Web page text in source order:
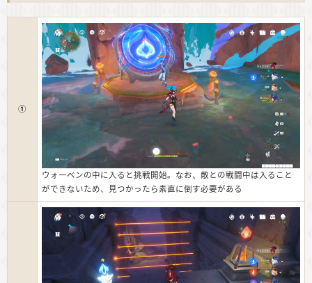
①
ウォーベンの中に入ると挑戦開始。なお、敵との戦闘中は入ること
ができないため、見つかったら素直に倒す必要がある